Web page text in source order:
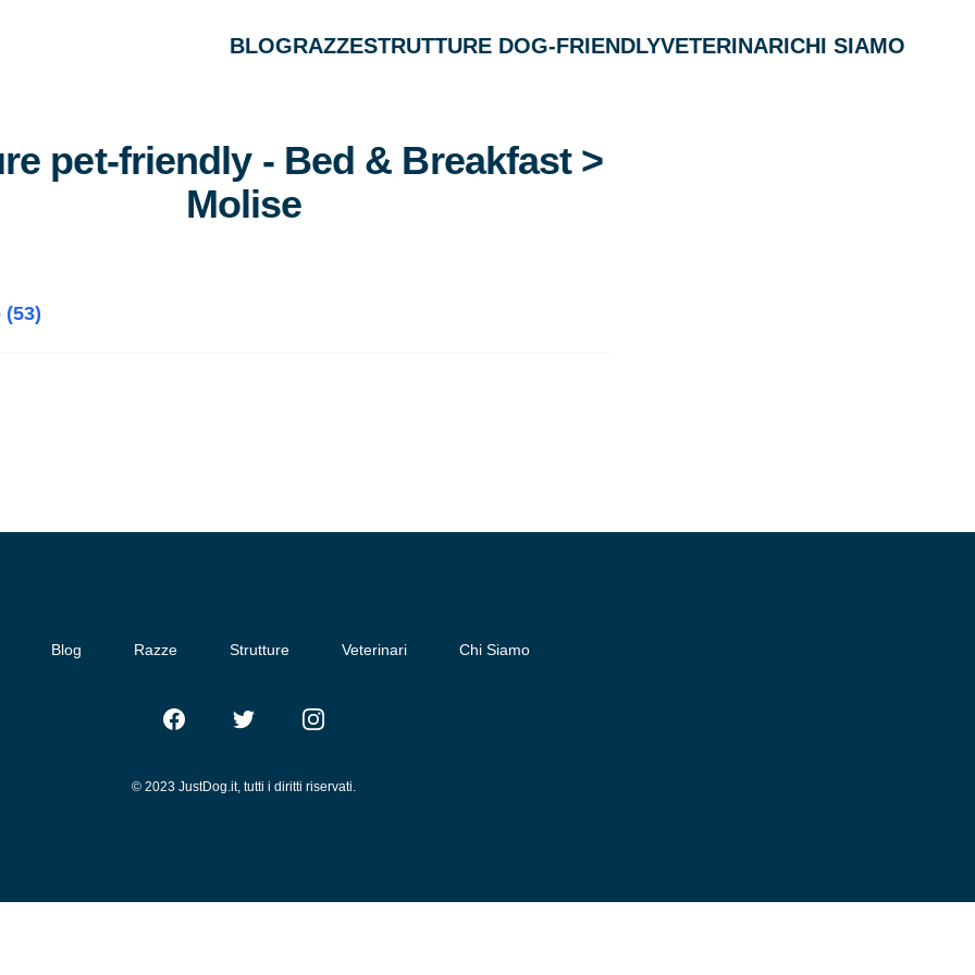
BLOGRAZZESTRUTTURE DOG-FRIENDLYVETERINARICHI SIAMO
pet-friendly - Bed & Breakfast >
Molise
Blog Razze Strutture Veterinari Chi Siamo
FacebookTwitter Instagram
© 2023 JustDog.it, tutti i diritti riservati.